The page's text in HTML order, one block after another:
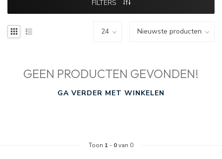
FILTERS
GEEN PRODUCTEN GEVONDEN!
GA VERDER MET WINKELEN
Toon 1 - 0van 0